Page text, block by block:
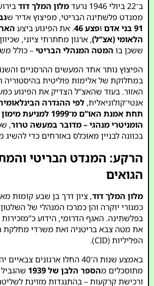
ב־22 ביולי 1946 נרעד מלון המלך דוד
ממנדט פלשתינה הבריטי, מפיצוץ אדיר ש
91 בני אדם
ופצע 46 . את הפיגוע ביצע
הלאומי (אצ”ל), ארגון מחתרתי ציוני,
ששכן בו המטה המנהלי הבריטי– כולל
הפיצוץ נותר אחד המעשים ההרסניים
במחלוקת של אלימות פוליטית בהיסטוריה
האזור. בעוד שהאצ”ל הצדיק את הפיגוע
אנטי־קולוניאלית,לפי ההגדרה
תחת אמנת האו”ם מ־1999
הומניטרי מנהגי – מדובר במעשה טרור,
בכוונה לבניין מאוכלס באזרחים כדי להשיג
הרקע: המנדט הבריטי
הגואים
מלון המלך דוד, ציון דרך בן שבע קומות
כמגורי יוקרה והן כמרכז המנהלי של
בפלשתינה. האגף הדרומי, הידוע
את מטה צבא בריטניה ואת משרדי מחלקת
הפליליות (CID).
באמצע שנות ה־40 החלו ארגונים
מתוסכלים מהספר הלבן של 1939
ורכישת קרקעות – בהתנגדות מזוינת